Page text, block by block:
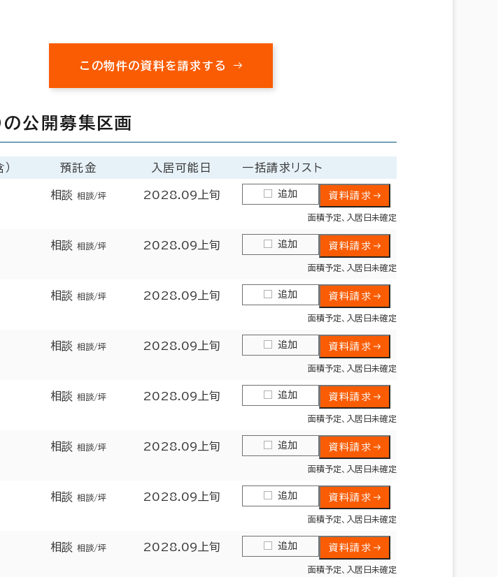
この物件の資料を請求する
の公開募集区画
預託金 入居可能日 一括請求リスト
相談 相談/坪 2028.09上旬 追加 資料請求
面積予定、入居日未確定
相談 相談/坪 2028.09上旬 追加 資料請求
面積予定、入居日未確定
相談 相談/坪 2028.09上旬 追加 資料請求
面積予定、入居日未確定
相談 相談/坪 2028.09上旬 追加 資料請求
面積予定、入居日未確定
相談 相談/坪 2028.09上旬 追加 資料請求
面積予定、入居日未確定
相談 相談/坪 2028.09上旬 追加 資料請求
面積予定、入居日未確定
相談 相談/坪 2028.09上旬 追加 資料請求
面積予定、入居日未確定
相談 相談/坪 2028.09上旬 追加 資料請求
面積予定、入居日未確定